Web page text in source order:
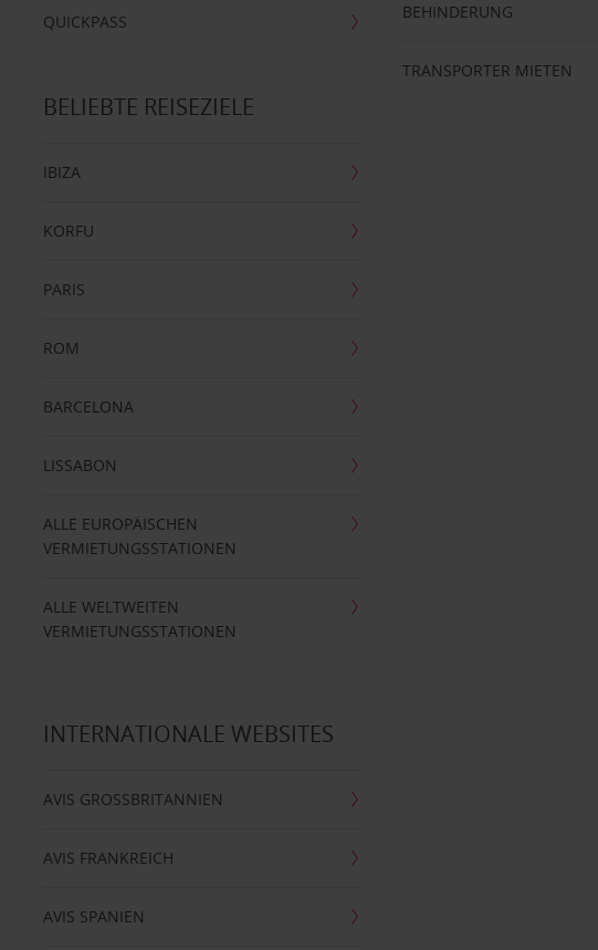
QUICKPASS
BEHINDERUNG
TRANSPORTER MIETEN
BELIEBTE REISEZIELE
IBIZA
KORFU
PARIS
ROM
BARCELONA
LISSABON
ALLE EUROPÄISCHEN
VERMIETUNGSSTATIONEN
ALLE WELTWEITEN
VERMIETUNGSSTATIONEN
INTERNATIONALE WEBSITES
AVIS GROSSBRITANNIEN
AVIS FRANKREICH
AVIS SPANIEN